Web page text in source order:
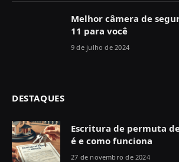
Melhor câmera de
11 para você
9 de julho de 2024
DESTAQUES
Escritura de permuta
é e como funciona
27 de novembro de 2024